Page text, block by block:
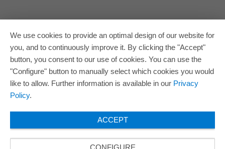
We use cookies to provide an optimal design of our website for
you, and to continuously improve it. By clicking the "Accept"
button, you consent to our use of cookies. You can use the
"Configure" button to manually select which cookies you would
like to allow. Further information is available in our Privacy
Policy.
ACCEPT
CONFIGURE